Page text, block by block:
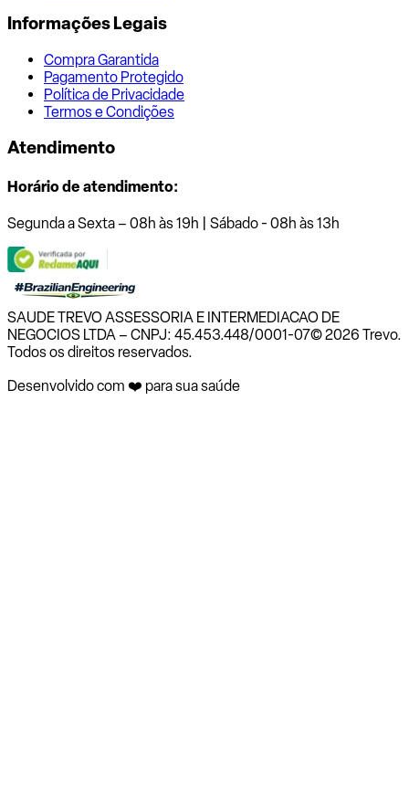
Informações Legais
Compra Garantida
Pagamento Protegido
Política de Privacidade
Termos e Condições
Atendimento
Horário de atendimento:
Segunda a Sexta – 08h às 19h | Sábado - 08h às 13h
SAUDE TREVO ASSESSORIA E INTERMEDIACAO DE
NEGOCIOS LTDA – CNPJ: 45.453.448/0001-07© 2026 Trevo.
Todos os direitos reservados.
Desenvolvido com ❤️ para sua saúde